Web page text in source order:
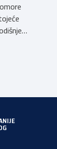
da u
dijaloga s